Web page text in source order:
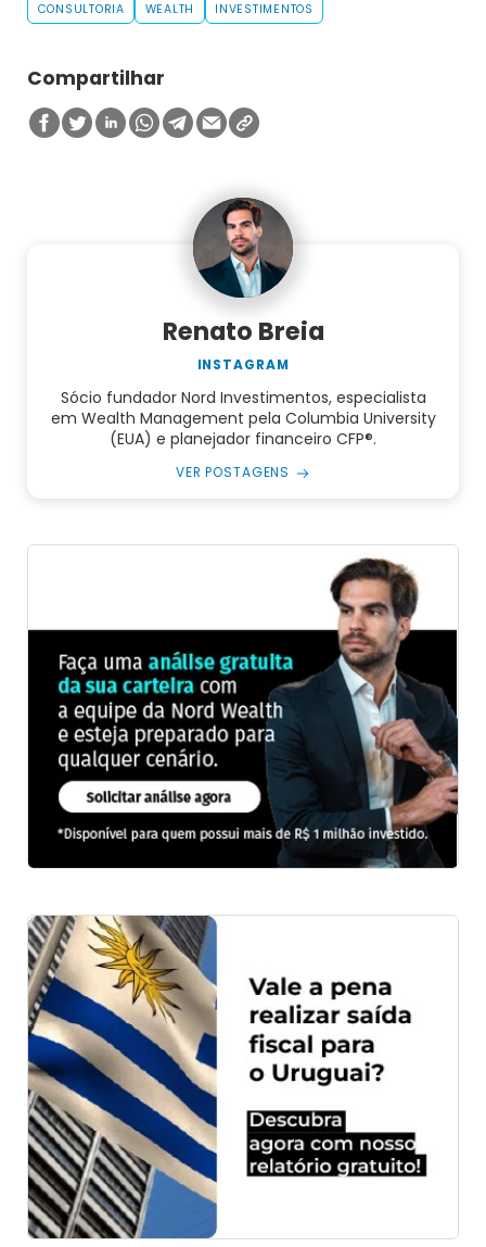
CONSULTORIA WEALTH INVESTIMENTOS
Compartilhar
Renato Breia
INSTAGRAM
Sócio fundador Nord Investimentos, especialista
em Wealth Management pela Columbia University
(EUA) e planejador financeiro CFP®.
VER POSTAGENS